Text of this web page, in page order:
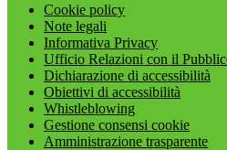
Cookie policy
Note legali
Informativa Privacy
Ufficio Relazioni con il
Dichiarazione di accessibilità
Obiettivi di accessibilità
Whistleblowing
Gestione consensi cookie
Amministrazione trasparente